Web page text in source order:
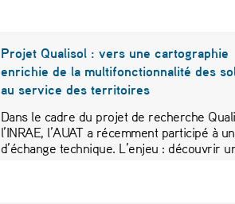
Projet Qualisol : vers une cartographie
enrichie de la multifonctionnalité des
au service des territoires
Dans le cadre du projet de recherche
l’INRAE, l’AUAT a récemment participé à
d’échange technique. L’enjeu : découvrir